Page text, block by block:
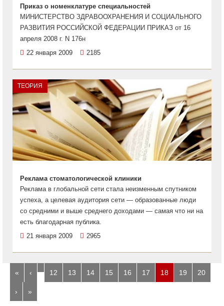
Приказ о номенклатуре специальностей
МИНИСТЕРСТВО ЗДРАВООХРАНЕНИЯ И СОЦИАЛЬНОГО
РАЗВИТИЯ РОССИЙСКОЙ ФЕДЕРАЦИИ ПРИКАЗ от 16
апреля 2008 г. N 176н
22 января 2009
2185
ТЕОРИЯ
Реклама стоматологической клиники
Реклама в глобальной сети стала неизменным спутником
успеха, а целевая аудитория сети — образованные люди
со средними и выше среднего доходами — самая что ни на
есть благодарная публика.
21 января 2009
2965
« ‹ 12 13 14 15 16 17 18 19 20
› »